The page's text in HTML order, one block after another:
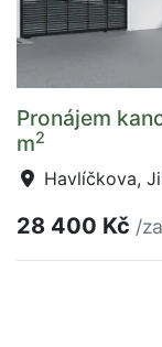
Pronájem
m2
Havlíčkova,
28 400 Kč /